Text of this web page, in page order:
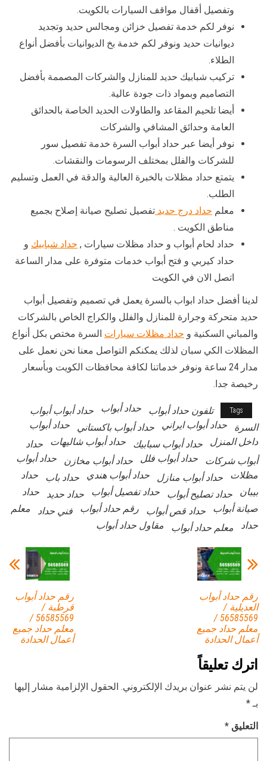
وتفصيل أقفال مواقف السيارات بالكويت.
نوفر لكم خدمة تفصيل خزائن ومجالس حديد وتجديد
ديوانيات حديد ونوفر لكم خدمة بخ الديوانيات بأفضل أنواع
الطلاء.
تركيب شبابيك حديد للمنازل والشركات المصممة بأفضل
التصاميم وبمواد ذات جودة عالية.
أيضا تلحيم المقاعد والطاولات الحديد الخاصة بالحدائق
العامة وحدائق المشافي والشركات
نوفر أيضا عبر حداد أبواب السرة خدمة تفصيل سور
للشركات والفلل بمختلف الرسومات والنقشات.
يتمتع حداد مظلات بالخبرة العالية والدقة في العمل وتسليم
الطلب.
معلم حداد درج حديد تفصيل تصليح صيانة إصلاح بجميع
مناطق الكويت .
حداد لحام أبواب و حداد مظلات سيارات , حداد شبابيك و
حداد كيربي و فتح أبواب خدمات متوفرة على مدار الساعة
اتصل الان في الكويت
لدينا أفضل حداد ابواب بالسرة يعمل في تصميم وتفصيل أبواب
حديد متحركة وجرارة للمنازل والفلل والكراج الخاص بالشركات
والمباني السكنية و حداد مظلات سيارات السرة مختص بكل أنواع
المظلات الكي سبان لذلك يمكنكم التواصل معنا نحن نعمل على
مدار 24 ساعة ونوفر خدماتنا لكافة محافظات الكويت وبأسعار
رخيصة جدا.
Tags تلفون حداد أبواب حداد أبواب
حداد أبواب أبواب
السرة
حداد أبواب ايراني حداد أبواب باكستاني
حداد أبواب
داخل المنزل
حداد أبواب سبابيك حداد أبواب شاليهات
حداد
أبواب شركات
حداد أبواب فلل حداد أبواب مخازن
حداد أبواب
مظلات
حداد أبواب منازل حداد أبواب هندي حداد باب
حداد
بيبان
حداد تصليح أبواب حداد تفصيل أبواب حداد حديد
حداد
صيانة أبواب
حداد قص أبواب رقم حداد أبواب فني حداد
معلم
حداد
معلم حداد أبواب مقاول حداد أبواب
رقم حداد أبواب
قرطبة /
56585569 /
معلم حداد جميع
أعمال الحدادة
رقم حداد أبواب
العديلية /
56585569 /
معلم حداد جميع
أعمال الحدادة
اترك تعليقاً
لن يتم نشر عنوان بريدك الإلكتروني. الحقول الإلزامية مشار إليها
بـ *
التعليق *